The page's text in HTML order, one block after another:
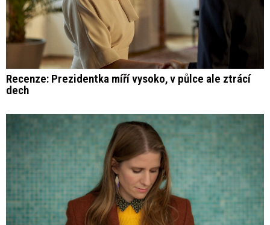
Recenze: Prezidentka míří vysoko, v půlce ale ztrácí
dech